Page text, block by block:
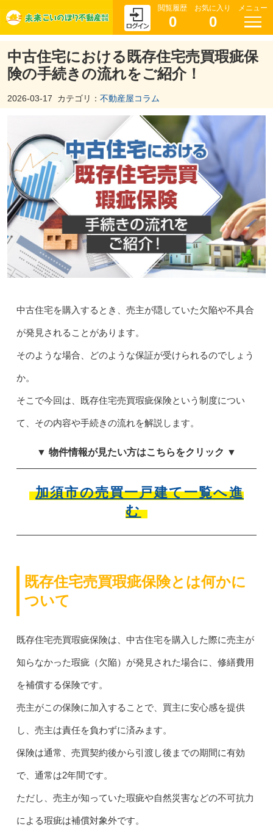
閲覧履歴
0
お気に入り
0
メニュー
中古住宅における既存住宅売買瑕疵保
険の手続きの流れをご紹介！
2026-03-17 カテゴリ： 不動産屋コラム
中古住宅を購入するとき、売主が隠していた欠陥や不具合
が発見されることがあります。
そのような場合、どのような保証が受けられるのでしょう
か。
そこで今回は、既存住宅売買瑕疵保険という制度につい
て、その内容や手続きの流れを解説します。
▼ 物件情報が見たい方はこちらをクリック ▼
加須市の売買一戸建て一覧へ進
む
既存住宅売買瑕疵保険とは何かに
ついて
既存住宅売買瑕疵保険は、中古住宅を購入した際に売主が
知らなかった瑕疵（欠陥）が発見された場合に、修繕費用
を補償する保険です。
売主がこの保険に加入することで、買主に安心感を提供
し、売主は責任を負わずに済みます。
保険は通常、売買契約後から引渡し後までの期間に有効
で、通常は2年間です。
ただし、売主が知っていた瑕疵や自然災害などの不可抗力
による瑕疵は補償対象外です。